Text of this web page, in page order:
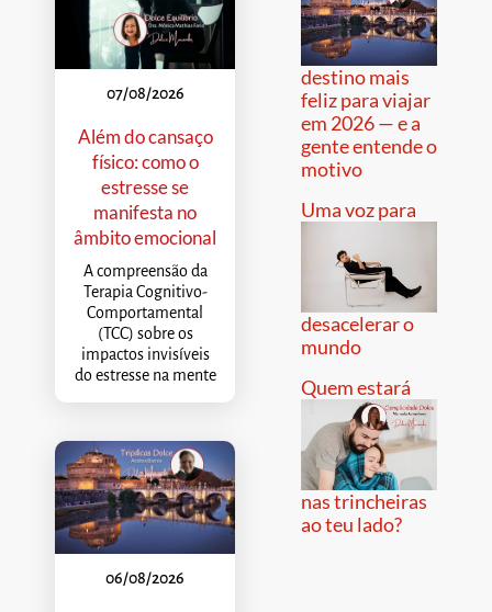
07/08/2026
Além do cansaço
físico: como o
estresse se
manifesta no
âmbito emocional
A compreensão da
Terapia Cognitivo-
Comportamental
(TCC) sobre os
impactos invisíveis
do estresse na mente
06/08/2026
destino mais
feliz para viajar
em 2026 — e a
gente entende o
motivo
Uma voz para
desacelerar o
mundo
Quem estará
nas trincheiras
ao teu lado?